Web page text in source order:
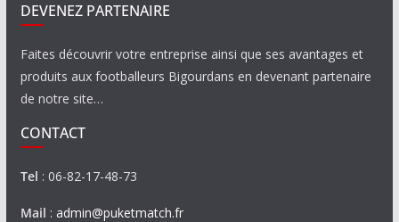
DEVENEZ PARTENAIRE
Faites découvrir votre entreprise ainsi que ses avantages et
produits aux footballeurs Bigourdans en devenant partenaire
de notre site…
CONTACT
Tel : 06-82-17-48-73
Mail : admin@puketmatch.fr